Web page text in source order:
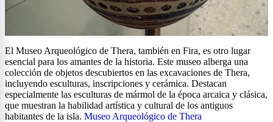
El Museo Arqueológico de Thera, también en Fira, es otro lugar
esencial para los amantes de la historia. Este museo alberga una
colección de objetos descubiertos en las excavaciones de Thera,
incluyendo esculturas, inscripciones y cerámica. Destacan
especialmente las esculturas de mármol de la época arcaica y clásica,
que muestran la habilidad artística y cultural de los antiguos
habitantes de la isla. Museo Arqueológico de Thera